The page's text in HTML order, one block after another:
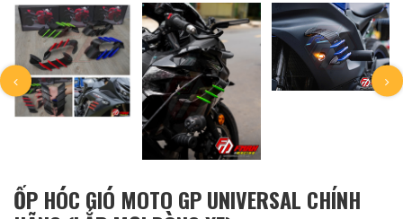
ỐP HÓC GIÓ MOTO GP UNIVERSAL CHÍNH